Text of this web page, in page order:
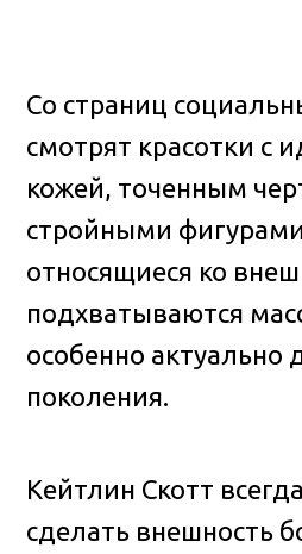
Со страниц
смотрят красотки с
кожей, точенным
стройными
относящиеся ко
подхватываются
особенно актуально
поколения.
Кейтлин Скотт
сделать внешность